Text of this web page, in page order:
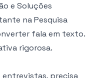
e Soluções
na Pesquisa
fala em texto.
rigorosa.
entrevistas, precisa